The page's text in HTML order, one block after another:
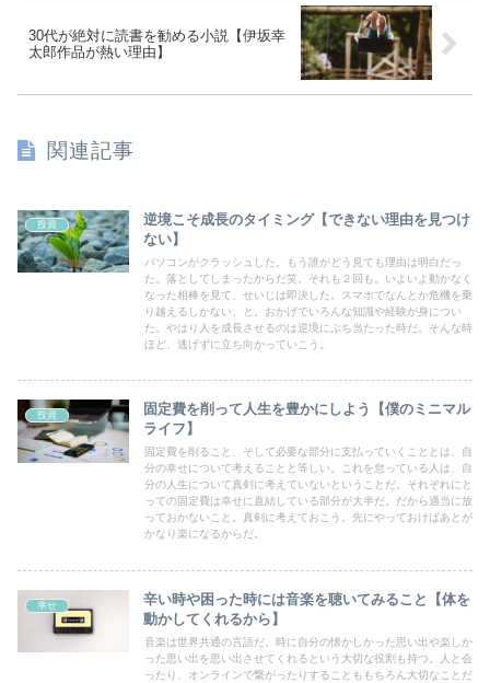
30代が絶対に読書を勧める小説【伊坂幸
太郎作品が熱い理由】
関連記事
投資
逆境こそ成長のタイミング【できない理由を見つけ
ない】
パソコンがクラッシュした。もう誰がどう見ても理由は明白だっ
た。落としてしまったからだ笑。それも２回も。いよいよ動かなく
なった相棒を見て、せいじは即決した。スマホでなんとか危機を乗
り越えるしかない、と。おかげでいろんな知識や経験が身につい
た。やはり人を成長させるのは逆境にぶち当たった時だ。そんな時
ほど、逃げずに立ち向かっていこう。
投資
固定費を削って人生を豊かにしよう【僕のミニマル
ライフ】
固定費を削ること、そして必要な部分に支払っていくこととは、自
分の幸せについて考えることと等しい。これを怠っている人は、自
分の人生について真剣に考えていないということだ。それぞれにと
っての固定費は幸せに直結している部分が大半だ。だから適当に放
っておかないこと。真剣に考えておこう。先にやっておけばあとが
かなり楽になるからだ。
幸せ
辛い時や困った時には音楽を聴いてみること【体を
動かしてくれるから】
音楽は世界共通の言語だ。時に自分の懐かしかった思い出や楽しか
った思い出を思い出させてくれるという大切な役割も持つ。人と会
ったり、オンラインで繋がったりすることももちろん大切なことだ